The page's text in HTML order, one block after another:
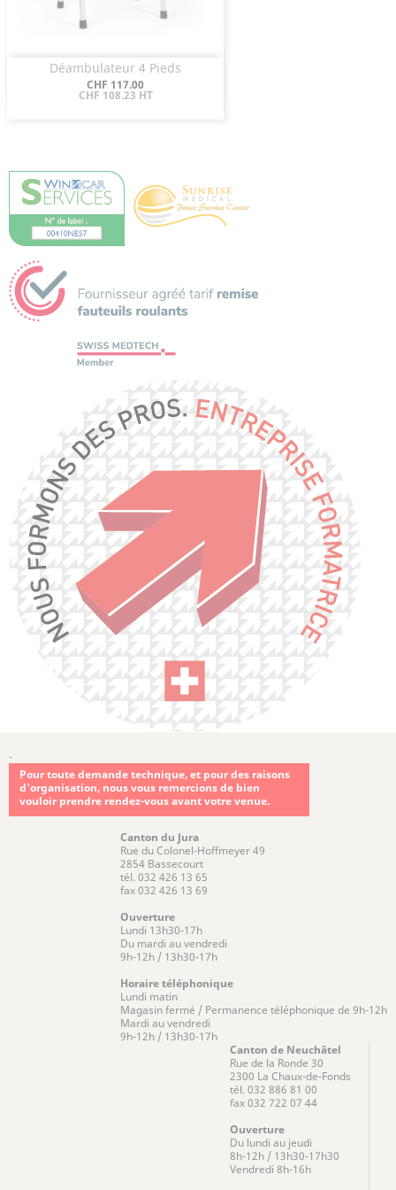
Déambulateur 4 Pieds
Prix
CHF 117.00
CHF 108.23 HT
Aperçu rapide
-
Pour toute demande technique, et pour des raisons
d'organisation, nous vous remercions de bien
vouloir prendre rendez-vous avant votre venue.
Canton du Jura
Rue du Colonel-Hoffmeyer 49
2854 Bassecourt
tél. 032 426 13 65
fax 032 426 13 69
Ouverture
Lundi 13h30-17h
Du mardi au vendredi
9h-12h / 13h30-17h
Horaire téléphonique
Lundi matin
Magasin fermé / Permanence téléphonique de 9h-12h
Mardi au vendredi
9h-12h / 13h30-17h
Canton de Neuchâtel
Rue de la Ronde 30
2300 La Chaux-de-Fonds
tél. 032 886 81 00
fax 032 722 07 44
Ouverture
Du lundi au jeudi
8h-12h / 13h30-17h30
Vendredi 8h-16h